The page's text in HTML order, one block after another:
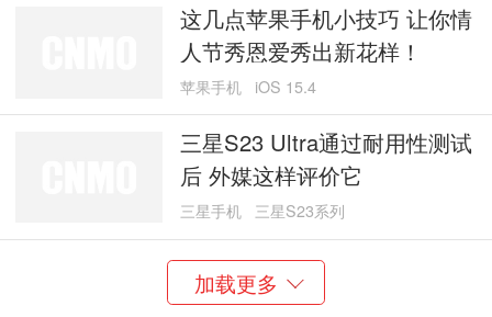
这几点苹果手机小技巧 让你情
人节秀恩爱秀出新花样！
苹果手机 iOS 15.4
三星S23 Ultra通过耐用性测试
后 外媒这样评价它
三星手机 三星S23系列
加载更多